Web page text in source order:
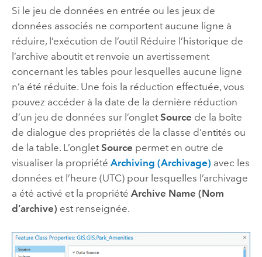
Si le jeu de données en entrée ou les jeux de
données associés ne comportent aucune ligne à
réduire, l’exécution de l’outil Réduire l’historique de
l’archive aboutit et renvoie un avertissement
concernant les tables pour lesquelles aucune ligne
n’a été réduite. Une fois la réduction effectuée, vous
pouvez accéder à la date de la dernière réduction
d’un jeu de données sur l’onglet Source de la boîte
de dialogue des propriétés de la classe d’entités ou
de la table. L’onglet Source permet en outre de
visualiser la propriété Archiving (Archivage) avec les
données et l’heure (UTC) pour lesquelles l’archivage
a été activé et la propriété Archive Name (Nom
d’archive) est renseignée.